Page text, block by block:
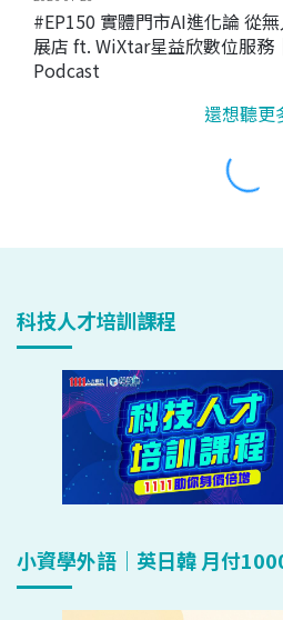
科技人才培訓課程
小資學外語｜英日韓 月付